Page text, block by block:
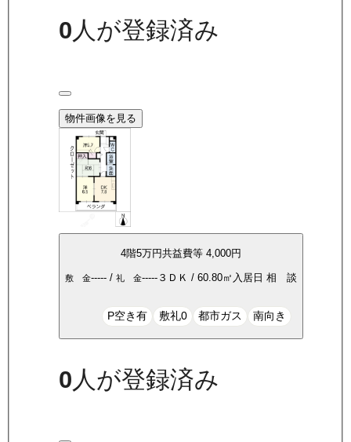
0人が登録済み
物件画像を見る
4階5万円共益費等4,000円
敷 金----- /礼 金----- ３ＤＫ /60.80㎡ 入居日相 談
P空き有 敷礼0 都市ガス 南向き
0人が登録済み